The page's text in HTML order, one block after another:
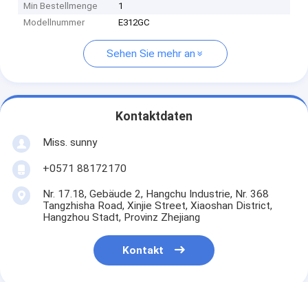
Min Bestellmenge
1
Modellnummer
E312GC
Sehen Sie mehr an
Kontaktdaten
Miss. sunny
+0571 88172170
Nr. 17.18, Gebäude 2, Hangchu Industrie, Nr. 368
Tangzhisha Road, Xinjie Street, Xiaoshan District,
Hangzhou Stadt, Provinz Zhejiang
Kontakt